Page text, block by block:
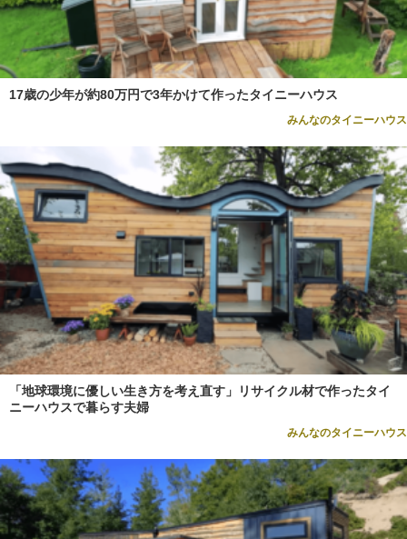
17歳の少年が約80万円で3年かけて作ったタイニーハウス
みんなのタイニーハウス
「地球環境に優しい生き方を考え直す」リサイクル材で作ったタイ
ニーハウスで暮らす夫婦
みんなのタイニーハウス